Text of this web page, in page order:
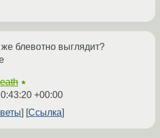
блевотно выглядит?
★
+00:00
Ссылка